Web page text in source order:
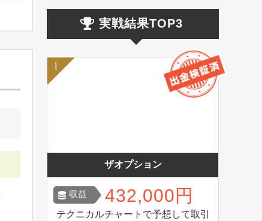
実戦結果TOP3
ザオプション
収益 432,000円
テクニカルチャートで予想して取引